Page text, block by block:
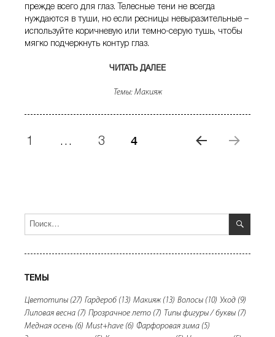
прежде всего для глаз. Телесные тени не всегда
нуждаются в туши, но если ресницы невыразительные –
используйте коричневую или темно-серую тушь, чтобы
мягко подчеркнуть контур глаз.
ЧИТАТЬ ДАЛЕЕ
Темы: Макияж
Навигация
по
СТРА
СТРАНИЦА
1 … СТРАНИЦА
3 СТРАНИЦА
4
Искать:
ТЕМЫ
Цветотипы (27) Гардероб (13) Макияж (13) Волосы (10) Уход (9)
Лиловая весна (7) Прозрачное лето (7) Типы фигуры / буквы (7)
Медная осень (6) Must+have (6) Фарфоровая зима (5)